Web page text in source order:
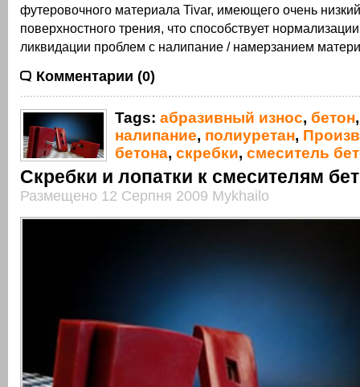
футеровочного материала Tivar, имеющего очень
поверхностного трения, что способствует
ликвидации проблем с налипание / намерзанием
Комментарии (0)
Tags: абразивный износ, бетон
налипание, полиуретан,
бетона, скребки, смеситель
Скребки и лопатки к смесителям
Размещено 12 Серпня 2009 Mykhailo